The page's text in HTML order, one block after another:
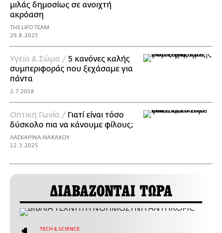
μιλάς δημοσίως σε ανοιχτή
ακρόαση
THE LIFO TEAM
29.8.2025
Υγεία & Σώμα / 5 κανόνες καλής
συμπεριφοράς που ξεχάσαμε για
πάντα
2.7.2018
Οπτική Γωνία / Γιατί είναι τόσο
δύσκολο πια να κάνουμε φίλους;
ΛΑΣΚΑΡΙΝΑ ΛΙΑΚΑΚΟΥ
12.3.2025
ΔΙΑΒΑΖΟΝΤΑΙ ΤΩΡΑ
ΤECH & SCIENCE